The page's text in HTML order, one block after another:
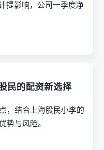
提影响，公司一季度净
民的配资新选择
，结合上海股民小李的
势与风险。